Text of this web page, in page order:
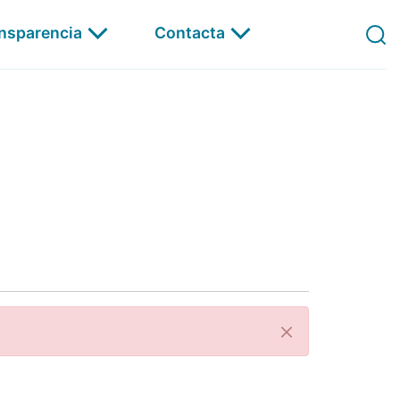
Á Carta Contacta
Pechar